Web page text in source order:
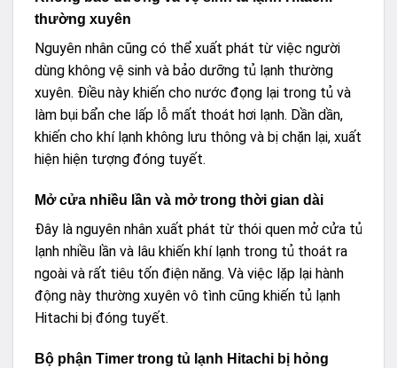
thường xuyên
Nguyên nhân cũng có thể xuất phát từ việc người
dùng không vệ sinh và bảo dưỡng tủ lạnh thường
xuyên. Điều này khiến cho nước đọng lại trong tủ và
làm bụi bẩn che lấp lỗ mất thoát hơi lạnh. Dần dần,
khiến cho khí lạnh không lưu thông và bị chặn lại, xuất
hiện hiện tượng đóng tuyết.
Mở cửa nhiều lần và mở trong thời gian dài
Đây là nguyên nhân xuất phát từ thói quen mở cửa tủ
lạnh nhiều lần và lâu khiến khí lạnh trong tủ thoát ra
ngoài và rất tiêu tốn điện năng. Và việc lặp lại hành
động này thường xuyên vô tình cũng khiến tủ lạnh
Hitachi bị đóng tuyết.
Bộ phận Timer trong tủ lạnh Hitachi bị hỏng